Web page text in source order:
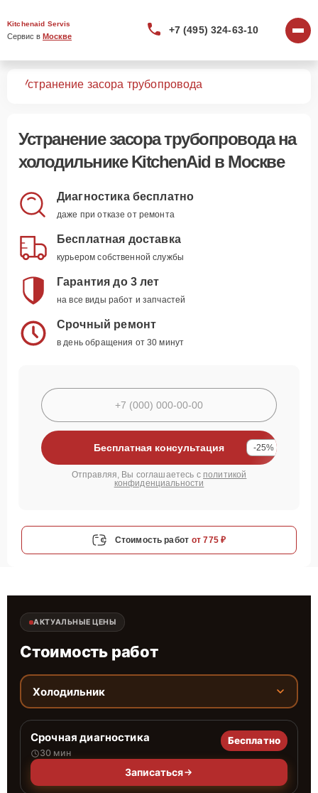
Kitchenaid Servis
Сервис в Москве
+7 (495) 324-63-10
Устранение засора трубопровода
Устранение засора трубопроводана
холодильнике KitchenAid в Москве
Диагностика бесплатно
даже при отказе от ремонта
Бесплатная доставка
курьером собственной службы
Гарантия до 3 лет
на все виды работ и запчастей
Срочный ремонт
в день обращения от 30 минут
Бесплатная консультация -25%
Отправляя, Вы соглашаетесь с политикой
конфиденциальности
Стоимость работ от 775 ₽
АКТУАЛЬНЫЕ ЦЕНЫ
Стоимость работ
Холодильник
Срочная диагностика
30 мин
Бесплатно
Записаться